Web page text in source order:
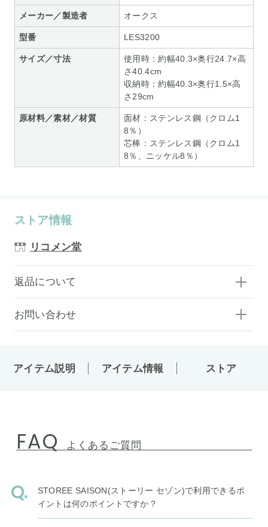
メーカー／製造者 オークス
型番 LES3200
サイズ／寸法
使用時：約幅40.3×奥行24.7×高
さ40.4cm
収納時：約幅40.3×奥行1.5×高
さ29cm
原材料／素材／材質
面材：ステンレス鋼（クロム1
8％）
芯棒：ステンレス鋼（クロム1
8％、ニッケル8％）
ストア情報
リコメン堂
返品について
お問い合わせ
アイテム説明 アイテム情報 ストア
FAQ よくあるご質問
STOREE SAISON(ストーリー セゾン)で利用できるポ
イントは何のポイントですか？